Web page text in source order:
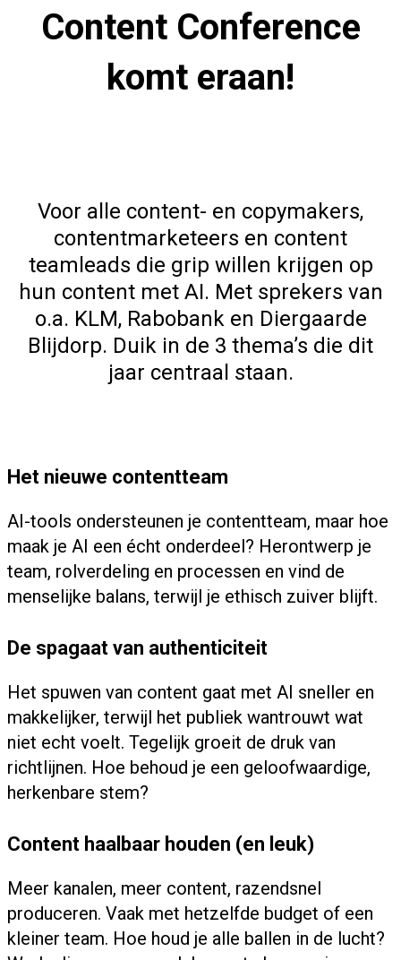
Content Conference
komt eraan!
Voor alle content- en copymakers,
contentmarketeers en content
teamleads die grip willen krijgen op
hun content met AI. Met sprekers van
o.a. KLM, Rabobank en Diergaarde
Blijdorp. Duik in de 3 thema’s die dit
jaar centraal staan.
Het nieuwe contentteam
AI-tools ondersteunen je contentteam, maar hoe
maak je AI een écht onderdeel? Herontwerp je
team, rolverdeling en processen en vind de
menselijke balans, terwijl je ethisch zuiver blijft.
De spagaat van authenticiteit
Het spuwen van content gaat met AI sneller en
makkelijker, terwijl het publiek wantrouwt wat
niet echt voelt. Tegelijk groeit de druk van
richtlijnen. Hoe behoud je een geloofwaardige,
herkenbare stem?
Content haalbaar houden (en leuk)
Meer kanalen, meer content, razendsnel
produceren. Vaak met hetzelfde budget of een
kleiner team. Hoe houd je alle ballen in de lucht?